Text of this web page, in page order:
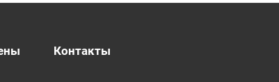
Контакты